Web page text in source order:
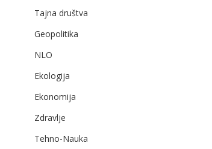
Tajna društva
Geopolitika
NLO
Ekologija
Ekonomija
Zdravlje
Tehno-Nauka